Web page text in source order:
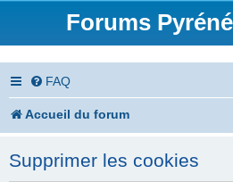
Forums
FAQ
Accueil du forum
Supprimer les cookies